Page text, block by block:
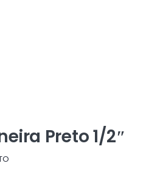
Preto 1/2″